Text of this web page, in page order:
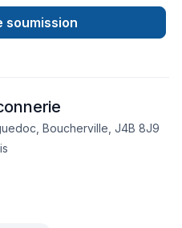
Revêtement extérieur,
vous accompagne à
sur mesure et un service
soumission
Boucherville, J4B 8J9